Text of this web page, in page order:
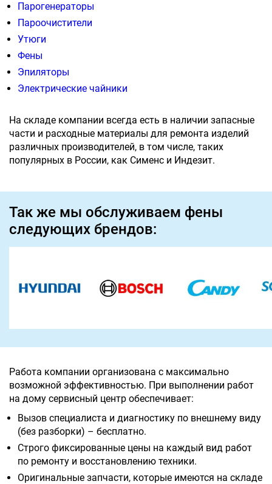
Парогенераторы
Пароочистители
Утюги
Фены
Эпиляторы
Электрические чайники
На складе компании всегда есть в наличии запасные
части и расходные материалы для ремонта изделий
различных производителей, в том числе, таких
популярных в России, как Сименс и Индезит.
Так же мы обслуживаем фены
следующих брендов:
Работа компании организована с максимально
возможной эффективностью. При выполнении работ
на дому сервисный центр обеспечивает:
Вызов специалиста и диагностику по внешнему виду
(без разборки) – бесплатно.
Строго фиксированные цены на каждый вид работ
по ремонту и восстановлению техники.
Оригинальные запчасти, которые имеются на складе